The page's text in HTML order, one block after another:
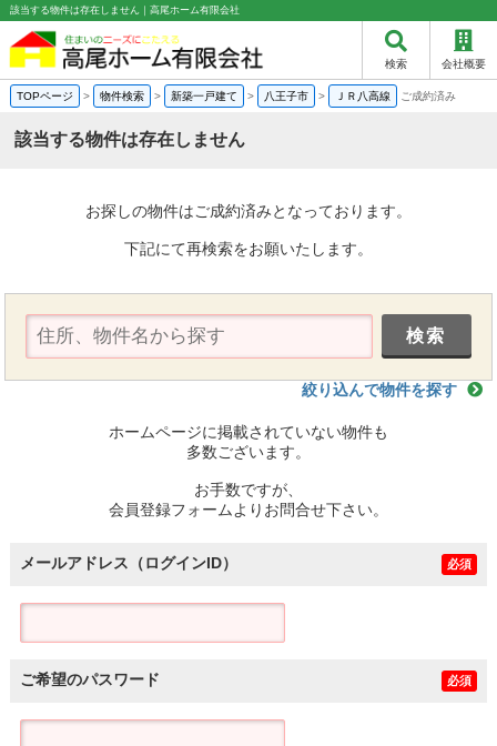
該当する物件は存在しません｜高尾ホーム有限会社
検索 会社概要
TOPページ > 物件検索 > 新築一戸建て > 八王子市 > ＪＲ八高線 ご成約済み
該当する物件は存在しません
お探しの物件はご成約済みとなっております。
下記にて再検索をお願いたします。
絞り込んで物件を探す
ホームページに掲載されていない物件も
多数ございます。
お手数ですが、
会員登録フォームよりお問合せ下さい。
メールアドレス（ログインID） 必須
ご希望のパスワード 必須